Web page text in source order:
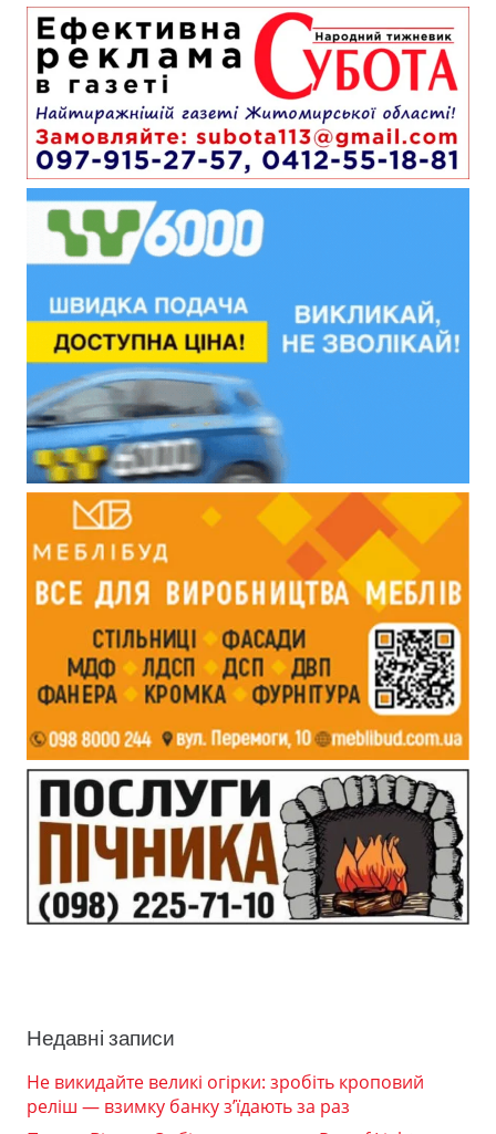
Недавні записи
Не викидайте великі огірки: зробіть кроповий
реліш — взимку банку з’їдають за раз